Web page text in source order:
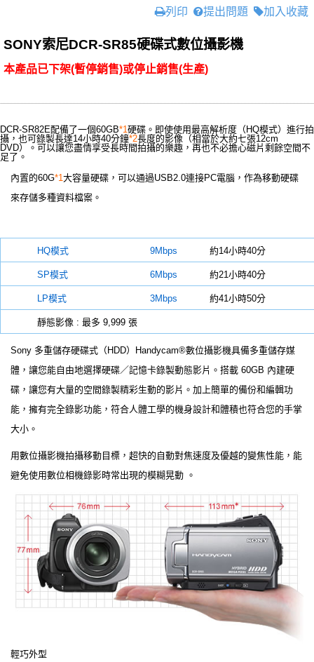
列印
提出問題 加入收藏
SONY索尼DCR-SR85硬碟式數位攝影機
本產品已下架(暫停銷售)或停止銷售(生產)
DCR-SR82E配備了一個60GB*1硬碟。即使使用最高解析度（HQ模式）進行拍
攝，也可錄製長達14小時40分鐘*2長度的影像（相當於大約七張12cm
DVD）。可以讓您盡情享受長時間拍攝的樂趣，再也不必擔心磁片剩餘空間不
足了。
內置的60G*1大容量硬碟，可以通過USB2.0連接PC電腦，作為移動硬碟
來存儲多種資料檔案。
HQ模式 9Mbps 約14小時40分
SP模式 6Mbps 約21小時40分
LP模式 3Mbps 約41小時50分
靜態影像 : 最多 9,999 張
Sony 多重儲存硬碟式（HDD）Handycam®數位攝影機具備多重儲存媒
體，讓您能自由地選擇硬碟／記憶卡錄製動態影片。搭載 60GB 內建硬
碟，讓您有大量的空間錄製精彩生動的影片。加上簡單的備份和編輯功
能，擁有完全錄影功能，符合人體工學的機身設計和體積也符合您的手掌
大小。
用數位攝影機拍攝移動目標，超快的自動對焦速度及優越的變焦性能，能
避免使用數位相機錄影時常出現的模糊晃動 。
輕巧外型